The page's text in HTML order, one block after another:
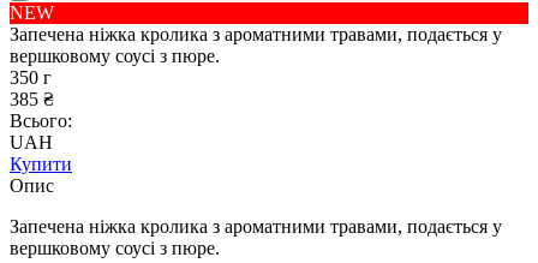
NEW
Запечена ніжка кролика з ароматними травами, подається у
вершковому соусі з пюре.
350 г
385 ₴
Всього:
UAH
Купити
Опис
Запечена ніжка кролика з ароматними травами, подається у
вершковому соусі з пюре.